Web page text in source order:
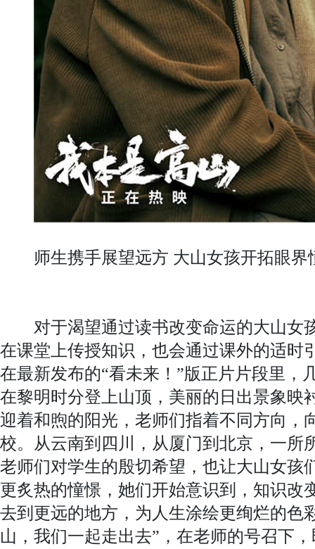
师生携手展望远方 大山女孩开拓眼界
对于渴望通过读书改变命运的大山女
在课堂上传授知识，也会通过课外的适时
在最新发布的“看未来！”版正片片段里，
在黎明时分登上山顶，美丽的日出景象映
迎着和煦的阳光，老师们指着不同方向，
校。从云南到四川，从厦门到北京，一所
老师们对学生的殷切希望，也让大山女孩
更炙热的憧憬，她们开始意识到，知识改
去到更远的地方，为人生涂绘更绚烂的色
山，我们一起走出去”，在老师的号召下